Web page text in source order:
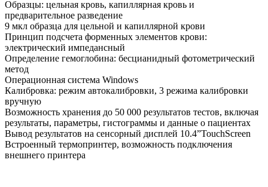
Образцы: цельная кровь, капиллярная кровь и
предварительное разведение
9 мкл образца для цельной и капиллярной крови
Принцип подсчета форменных элементов крови:
электрический импедансный
Определение гемоглобина: бесцианидный фотометрический
метод
Операционная система Windows
Калибровка: режим автокалибровки, 3 режима калибровки
вручную
Возможность хранения до 50 000 результатов тестов, включая
результаты, параметры, гистограммы и данные о пациентах
Вывод результатов на сенсорный дисплей 10.4”TouchScreen
Встроенный термопринтер, возможность подключения
внешнего принтера